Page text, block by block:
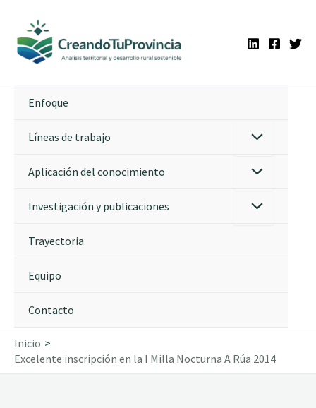
contenido
Enfoque
Líneas de trabajo
Aplicación del conocimiento
Investigación y publicaciones
Trayectoria
Equipo
Contacto
Inicio
Excelente inscripción en la I Milla Nocturna A Rúa 2014